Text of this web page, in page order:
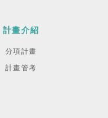
計畫介紹
分項計畫
計畫管考